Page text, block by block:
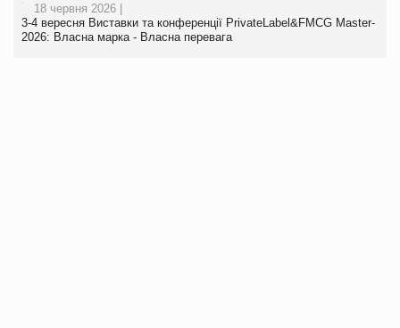
18 червня 2026 |
3-4 вересня Виставки та конференції PrivateLabel&FMCG Master-
2026: Власна марка - Власна перевага